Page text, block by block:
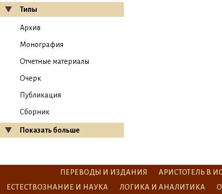
Типы
Архив
Монография
Отчетные материалы
Очерк
Публикация
Сборник
Показать больше
ПЕРЕВОДЫ И ИЗДАНИЯ
АРИСТОТЕЛЬ В
ЕСТЕСТВОЗНАНИЕ И НАУКА
ЛОГИКА И АНАЛИТИКА